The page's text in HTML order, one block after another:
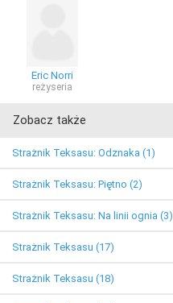
Eric Norri
reżyseria
Zobacz także
Strażnik Teksasu: Odznaka (1)
Strażnik Teksasu: Piętno (2)
Strażnik Teksasu: Na linii ognia (3)
Strażnik Teksasu (17)
Strażnik Teksasu (18)